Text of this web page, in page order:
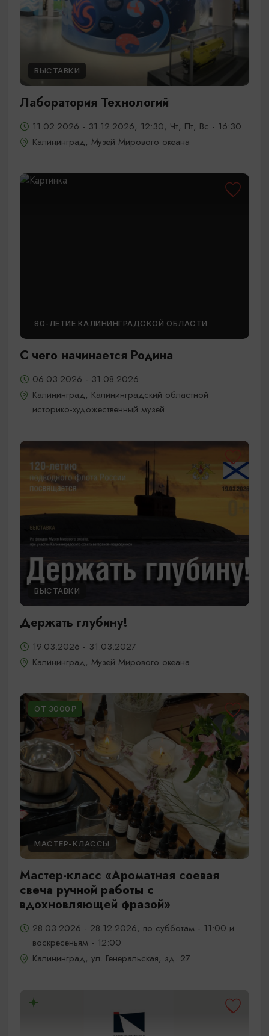
ВЫСТАВКИ
Лаборатория Технологий
11.02.2026 - 31.12.2026, 12:30, Чт, Пт, Вс - 16:30
Калининград, Музей Мирового океана
80-ЛЕТИЕ КАЛИНИНГРАДСКОЙ ОБЛАСТИ
С чего начинается Родина
06.03.2026 - 31.08.2026
Калининград, Калининградский областной
историко-художественный музей
ВЫСТАВКИ
Держать глубину!
19.03.2026 - 31.03.2027
Калининград, Музей Мирового океана
ОТ 3000₽
МАСТЕР-КЛАССЫ
Мастер-класс «Ароматная соевая
свеча ручной работы с
вдохновляющей фразой»
28.03.2026 - 28.12.2026, по субботам - 11:00 и
воскресеньям - 12:00
Калининград, ул. Генеральская, зд. 27